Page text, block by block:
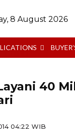
8 August 2026
40
04:22 WIB